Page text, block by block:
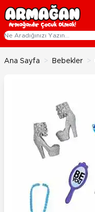
İçeriğe geç
Ana Sayfa > Bebekler >